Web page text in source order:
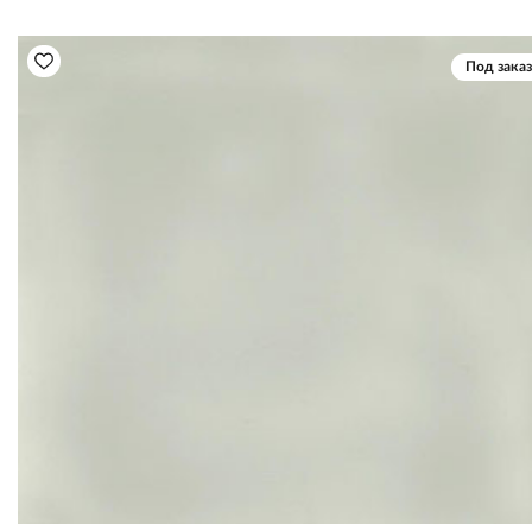
Под заказ